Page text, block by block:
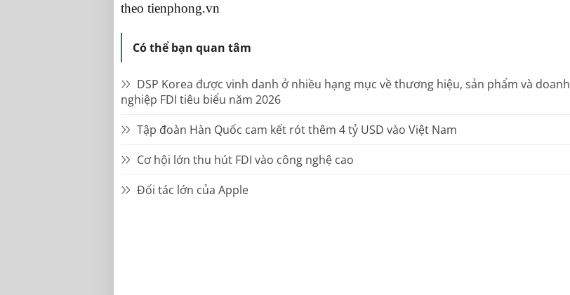
theo tienphong.vn
Có thể bạn quan tâm
DSP Korea được vinh danh ở nhiều hạng mục về thương hiệu, sản phẩm và doanh
nghiệp FDI tiêu biểu năm 2026
Tập đoàn Hàn Quốc cam kết rót thêm 4 tỷ USD vào Việt Nam
Cơ hội lớn thu hút FDI vào công nghệ cao
Đối tác lớn của Apple